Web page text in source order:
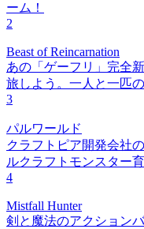
ーム！
2
Beast of Reincarnation
あの「ゲーフリ」完全
旅しよう。一人と一匹
3
パルワールド
クラフトピア開発会社
ルクラフトモンスター
4
Mistfall Hunter
剣と魔法のアクション